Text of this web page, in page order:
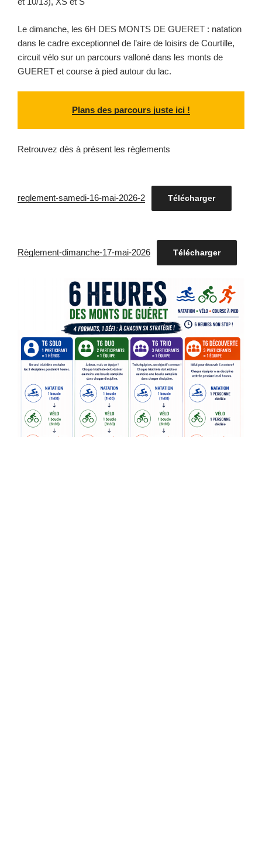
Le dimanche, les 6H DES MONTS DE GUERET : natation
dans le cadre exceptionnel de l’aire de loisirs de Courtille,
circuit vélo sur un parcours valloné dans les monts de
GUERET et course à pied autour du lac.
Plans des parcours juste ici !
Retrouvez dès à présent les règlements
reglement-samedi-16-mai-2026-2 Télécharger
Règlement-dimanche-17-mai-2026 Télécharger